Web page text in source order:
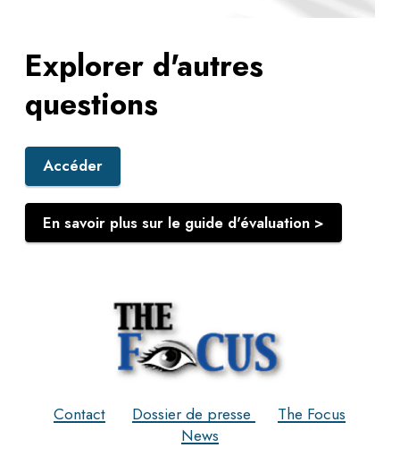
Explorer d'autres
questions
Accéder
En savoir plus sur le guide d'évaluation >
Contact Dossier de presse
The Focus
News